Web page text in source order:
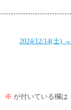
2024/12/14(土) →
※ が付いている欄は